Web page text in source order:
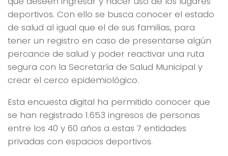
deportivos. Con ello se busca conocer el estado
de salud al igual que el de sus familias, para
tener un registro en caso de presentarse algún
percance de salud y poder reactivar una ruta
segura con la Secretaría de Salud Municipal y
crear el cerco epidemiológico.
Esta encuesta digital ha permitido conocer que
se han registrado 1.653 ingresos de personas
entre los 40 y 60 años a estas 7 entidades
privadas con espacios deportivos.